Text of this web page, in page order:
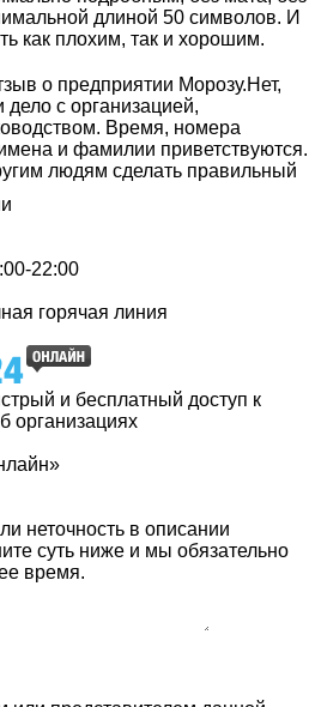
длиной 50 символов. И
как плохим, так и хорошим.
о предприятии Морозу.Нет,
с организацией,
Время, номера
и фамилии приветствуются.
людям сделать правильный
22:00
горячая линия
и бесплатный доступ к
организациях
неточность в описании
суть ниже и мы обязательно
время.